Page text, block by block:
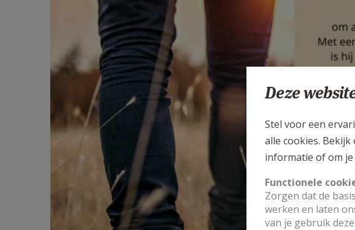
Deze
Stel voor een
alle cookies. Bekijk
informatie of om
Functionele
Zorgen dat de
werken en laten
van je gebruik